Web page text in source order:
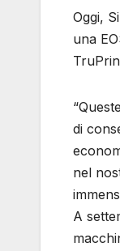
Oggi,
una
di
nel
A